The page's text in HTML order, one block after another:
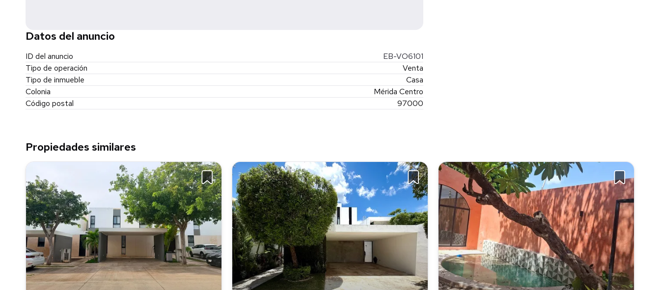
Datos del anuncio
ID del anuncio
EB-VO6101
Tipo de operación
Venta
Tipo de inmueble
Casa
Colonia
Mérida Centro
Código postal
97000
Propiedades similares